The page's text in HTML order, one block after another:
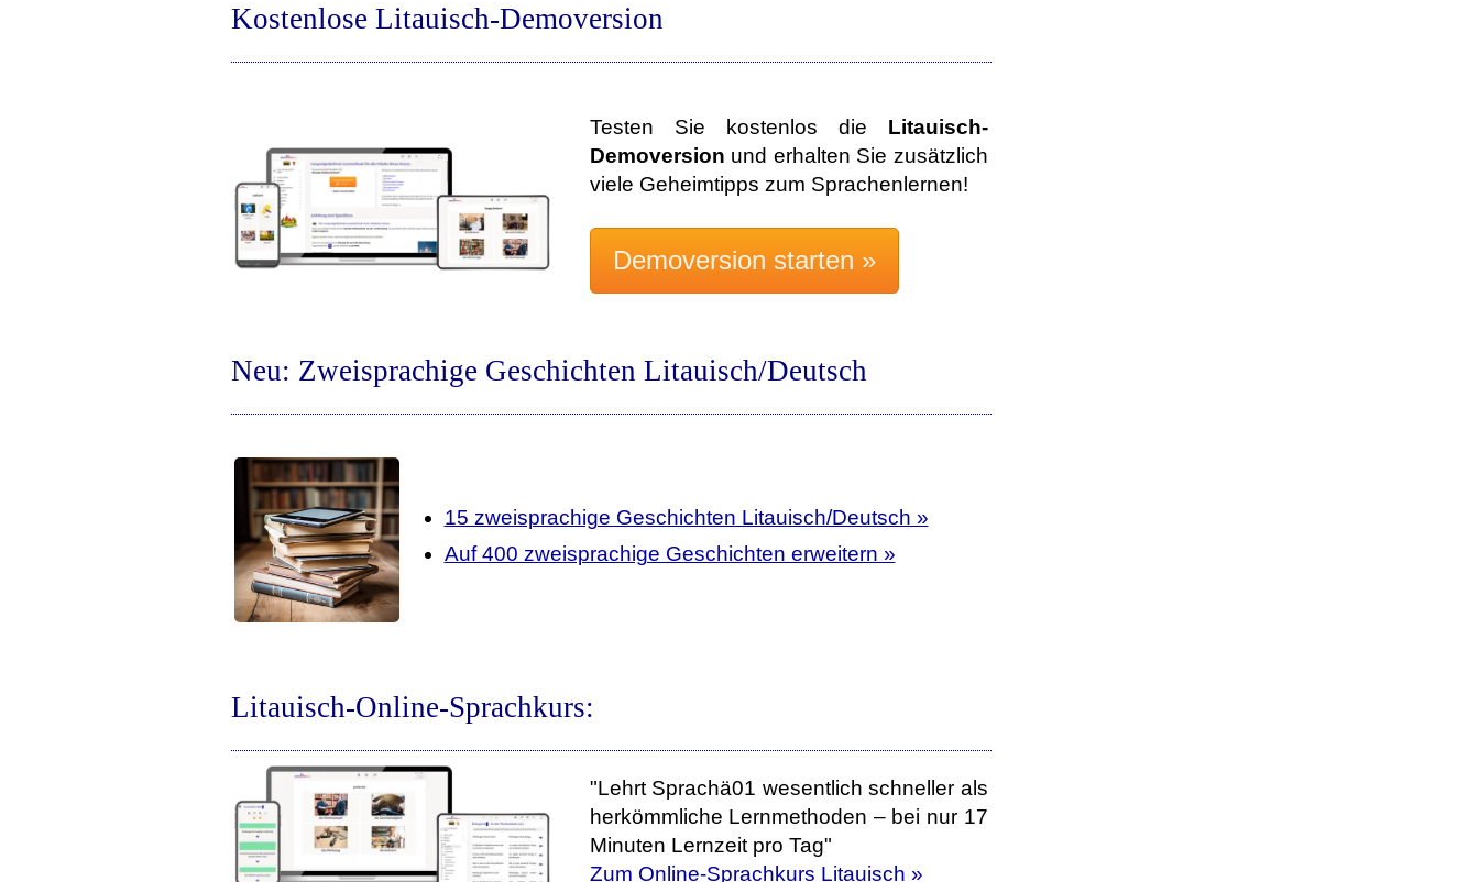
Kostenlose Litauisch-Demoversion
Testen Sie kostenlos die Litauisch-
Demoversion und erhalten Sie zusätzlich
viele Geheimtipps zum Sprachenlernen!
Neu: Zweisprachige Geschichten Litauisch/Deutsch
15 zweisprachige Geschichten Litauisch/Deutsch »
Auf 400 zweisprachige Geschichten erweitern »
Litauisch-Online-Sprachkurs:
"Lehrt Sprachä01 wesentlich schneller als
herkömmliche Lernmethoden – bei nur 17
Minuten Lernzeit pro Tag"
Zum Online-Sprachkurs Litauisch »